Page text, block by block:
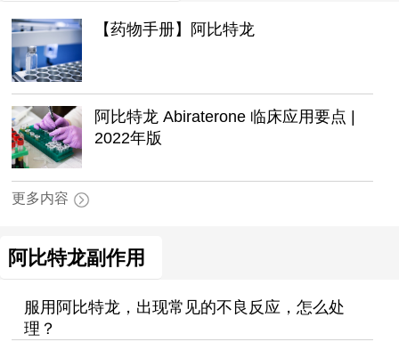
【药物手册】阿比特龙
阿比特龙 Abiraterone 临床应用要点 |
2022年版
更多内容
阿比特龙副作用
服用阿比特龙，出现常见的不良反应，怎么处
理？